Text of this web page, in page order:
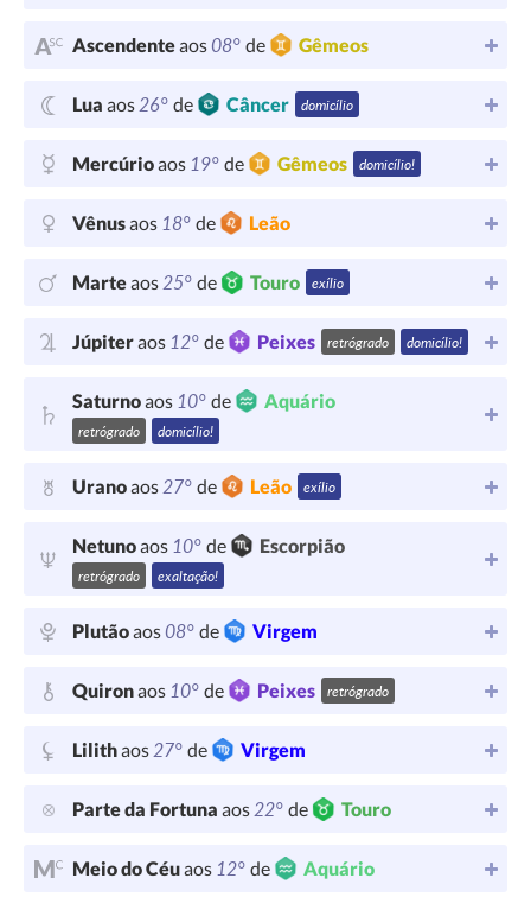
Ascendenteaos08° de Gêmeos
Lua aos26° de Câncer domicílio
Mercúrioaos 19° de Gêmeos domicílio!
Vênusaos 18° de Leão
Marteaos25° de Touro exílio
Júpiteraos 12° de Peixes retrógrado domicílio!
Saturnoaos 10° de Aquário
retrógrado domicílio!
Uranoaos27° de Leão exílio
Netunoaos 10° de Escorpião
retrógrado exaltação!
Plutãoaos08° de Virgem
Quironaos 10° de Peixes retrógrado
Lilithaos27° de Virgem
Parte da Fortuna aos22° de Touro
Meio do Céuaos 12° de Aquário